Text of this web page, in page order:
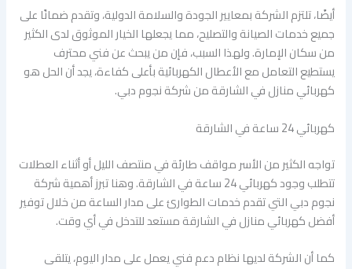
أيضًا، تلتزم الشركة بمعايير الجودة والسلامة الدولية، وتقدم ضمانًا على
جميع خدمات الصيانة والتصليح، مما يجعلها الخيار الموثوق لدى الكثير
من سكان الإمارة. ولهذا السبب، فإن من يبحث عن فني محترف
يستطيع التعامل مع الأعطال الكهربائية بأعلى كفاءة، يجد أن الحل هو
كهربائي منازل في الشارقة من شركة نجوم دبي.
كهربائي 24 ساعة في الشارقة
تواجه الكثير من الأسر مواقف طارئة في منتصف الليل أو أثناء العطلات
تتطلب وجود كهربائي 24 ساعة في الشارقة. وهنا تبرز أهمية شركة
نجوم دبي التي تقدم خدمات الطوارئ على مدار الساعة من خلال توفير
أفضل كهربائي منازل في الشارقة مستعد للتدخل في أي وقت.
كما أن الشركة لديها نظام دعم فني يعمل على مدار اليوم، يتلقى